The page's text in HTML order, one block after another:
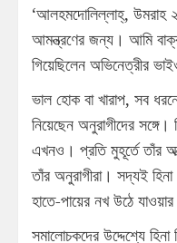
‘আলহমদোলিল্লাহ্‌,
আমন্ত্রণের জন্য। আমি
গিয়েছিলেন অভিনেত্রীর
ভাল হোক বা খারাপ, সব
নিয়েছেন অনুরাগীদের সঙ্গে।
এখনও। প্রতি মুহূর্তে তাঁর
তাঁর অনুরাগীরা। সদ্যই হিনা
হাতে-পায়ের নখ উঠে
সমালোচকদের উদ্দেশ্যে হিনা